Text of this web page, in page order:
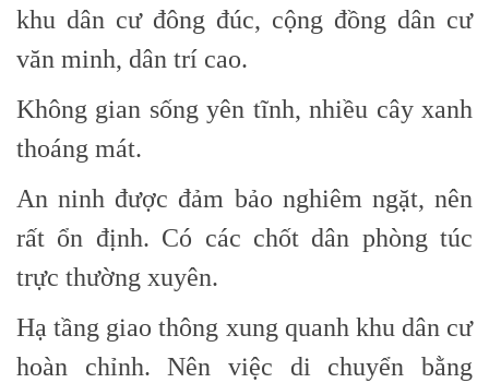
khu dân cư đông đúc, cộng đồng dân cư
văn minh, dân trí cao.
Không gian sống yên tĩnh, nhiều cây xanh
thoáng mát.
An ninh được đảm bảo nghiêm ngặt, nên
rất ổn định. Có các chốt dân phòng túc
trực thường xuyên.
Hạ tầng giao thông xung quanh khu dân cư
hoàn chỉnh. Nên việc di chuyển bằng